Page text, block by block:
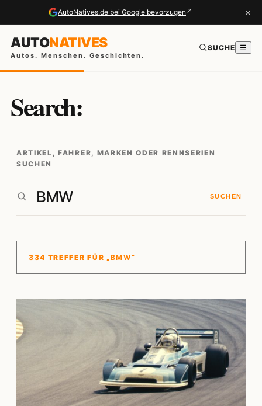
AutoNatives.de bei Google bevorzugen ↗ ×
AUTONATIVES
Autos. Menschen. Geschichten.
SUCHE ☰
Search:
ARTIKEL, FAHRER, MARKEN ODER RENNSERIEN
SUCHEN
SUCHEN
334 TREFFER FÜR „BMW“